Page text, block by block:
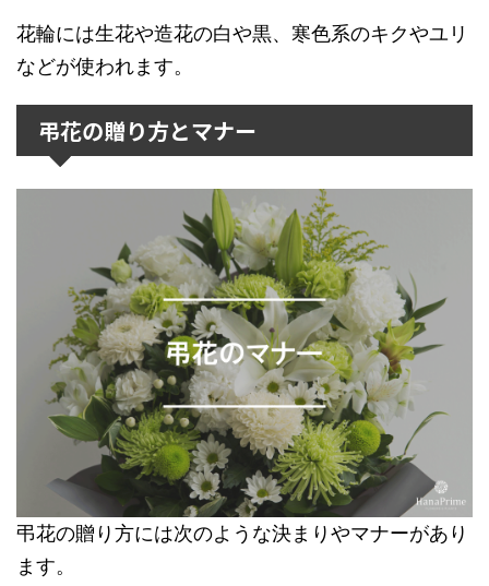
花輪には生花や造花の白や黒、寒色系のキクやユリ
などが使われます。
弔花の贈り方とマナー
弔花の贈り方には次のような決まりやマナーがあり
ます。